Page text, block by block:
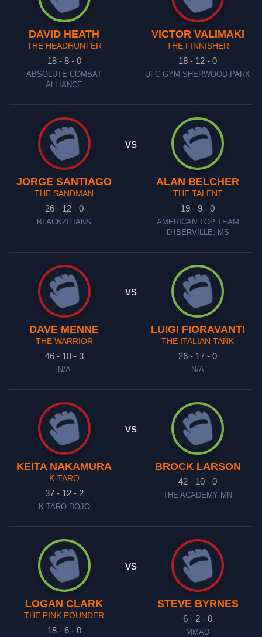
DAVID HEATH
THE HEADHUNTER
18 - 8 - 0
ABSOLUTE COMBAT
ALLIANCE
VICTOR VALIMAKI
THE FINNISHER
18 - 12 - 0
UFC GYM SHERWOOD PARK
JORGE SANTIAGO
THE SANDMAN
26 - 12 - 0
BLACKZILIANS
vs
ALAN BELCHER
THE TALENT
19 - 9 - 0
AMERICAN TOP TEAM
D’IBERVILLE, MS
DAVE MENNE
THE WARRIOR
46 - 18 - 3
N/A
vs
LUIGI FIORAVANTI
THE ITALIAN TANK
26 - 17 - 0
N/A
KEITA NAKAMURA
K-TARO
37 - 12 - 2
K-TARO DOJO
vs
BROCK LARSON
42 - 10 - 0
THE ACADEMY MN
LOGAN CLARK
THE PINK POUNDER
18 - 6 - 0
vs
STEVE BYRNES
6 - 2 - 0
MMAD